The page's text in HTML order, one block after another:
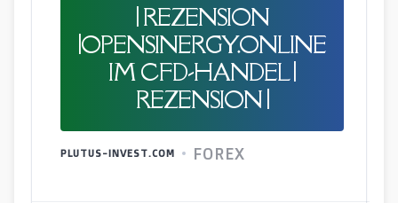
| REZENSION
|OPENSINERGY.ONLINE
IM CFD-HANDEL |
REZENSION |
PLUTUS-INVEST.COM FOREX